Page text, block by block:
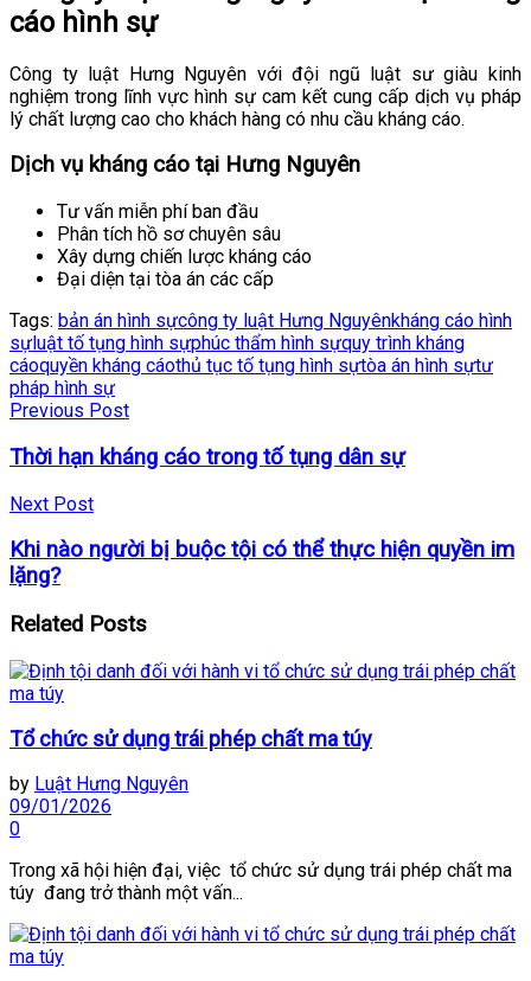
cáo hình sự
Công ty luật Hưng Nguyên với đội ngũ luật sư giàu kinh
nghiệm trong lĩnh vực hình sự cam kết cung cấp dịch vụ pháp
lý chất lượng cao cho khách hàng có nhu cầu kháng cáo.
Dịch vụ kháng cáo tại Hưng Nguyên
Tư vấn miễn phí ban đầu
Phân tích hồ sơ chuyên sâu
Xây dựng chiến lược kháng cáo
Đại diện tại tòa án các cấp
Tags: bản án hình sựcông ty luật Hưng Nguyênkháng cáo hình
sựluật tố tụng hình sựphúc thẩm hình sựquy trình kháng
cáoquyền kháng cáothủ tục tố tụng hình sựtòa án hình sựtư
pháp hình sự
Previous Post
Thời hạn kháng cáo trong tố tụng dân sự
Next Post
Khi nào người bị buộc tội có thể thực hiện quyền im
lặng?
Related Posts
Tổ chức sử dụng trái phép chất ma túy
by Luật Hưng Nguyên
09/01/2026
0
Trong xã hội hiện đại, việc tổ chức sử dụng trái phép chất ma
túy đang trở thành một vấn...